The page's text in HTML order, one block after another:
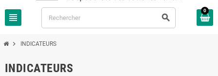
view_headline search
0
chevron_right INDICATEURS
INDICATEURS